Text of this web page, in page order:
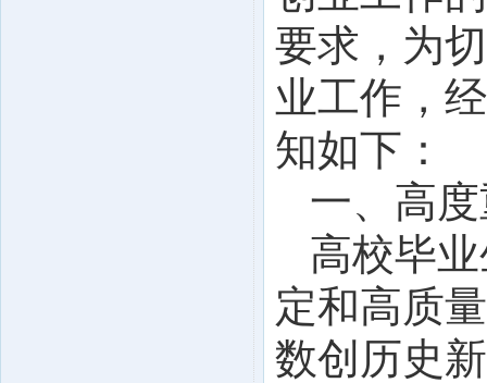
要求，为
业工作，
知如下：
一、高
高校毕
定和高质
数创历史